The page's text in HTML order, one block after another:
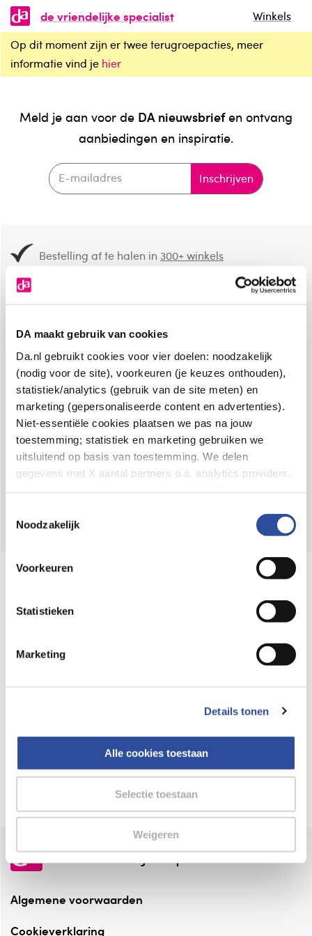
DA maakt gebruik van cookies
Da.nl gebruikt cookies voor vier doelen: noodzakelijk
(nodig voor de site), voorkeuren (je keuzes onthouden),
statistiek/analytics (gebruik van de site meten) en
marketing (gepersonaliseerde content en advertenties).
Niet-essentiële cookies plaatsen we pas na jouw
toestemming; statistiek en marketing gebruiken we
uitsluitend op basis van toestemming. We delen
gegevens met X aantal partners o.a. analytics providers,
en de bewaartermijnen per categorie. Je kunt je keuze op
gegevensverwerking staat in de
Privacyverklaring
Noodzakelijk
Voorkeuren
Statistieken
Marketing
Details tonen
Alle cookies toestaan
Selectie toestaan
Weigeren
de vriendelijke specialist
Winkels
Op dit moment zijn er twee terugroepacties, meer
informatie vind je hier
Meld je aan voor de DA nieuwsbriefen ontvang
aanbiedingen en inspiratie.
Inschrijven
Bestelling af te halen in300+ winkels
8.6 uit4.106 reviews
Over DA
Klantenservice
Assortiment
VolgDAop:
Online aanbieder medicijnen
webshop mag verkopen.
⁠Verantwoorde zorg, ⁠ook online.
Altijd onze folder bij de hand
Check onze folders ⁠bij AlleFolders.
de vriendelijke specialist
Algemene voorwaarden
Cookieverklaring